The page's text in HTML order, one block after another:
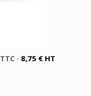
TTC - 8,75 € HT